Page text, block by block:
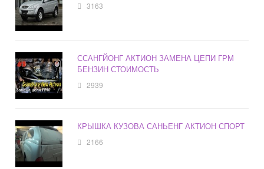
3163
ССАНГЙОНГ АКТИОН ЗАМЕНА ЦЕПИ ГРМ
БЕНЗИН СТОИМОСТЬ
2939
КРЫШКА КУЗОВА САНЬЕНГ АКТИОН СПОРТ
2166